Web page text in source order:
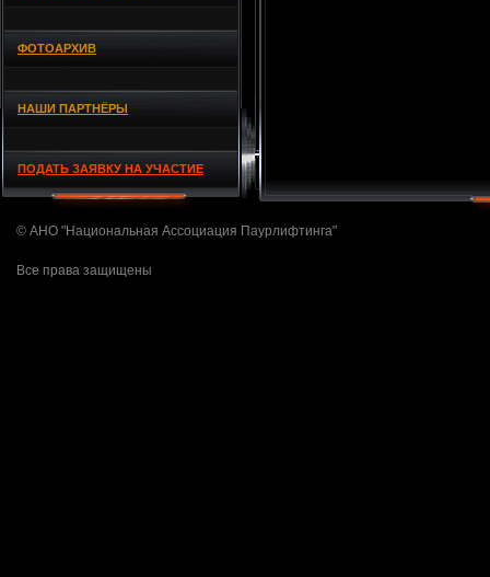
ФОТОАРХИВ
НАШИ ПАРТНЁРЫ
ПОДАТЬ ЗАЯВКУ НА УЧАСТИЕ
© АНО "Национальная Ассоциация Паурлифтинга"
Все права защищены